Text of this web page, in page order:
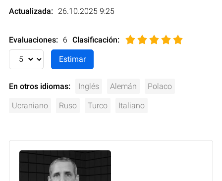
Actualizada: 26.10.2025 9:25
Evaluaciones: 6 Clasificación:
En otros idiomas: Inglés Alemán Polaco
Ucraniano Ruso Turco Italiano